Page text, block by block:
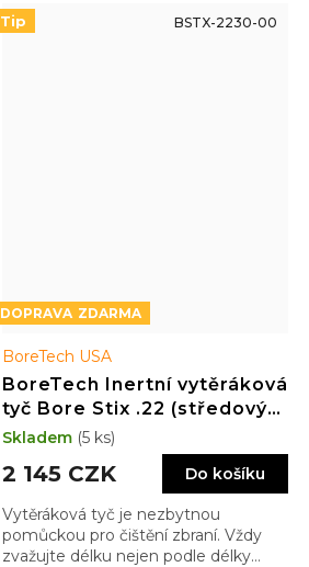
Tip
ZDARMA
BoreTech USA
BoreTech Inertní vytěráková
tyč Bore Stix .22 (středový
zápal) délka 30"
2 145 CZK Do košíku
Vytěráková tyč je nezbytnou
pomůckou pro čištění zbraní. Vždy
zvažujte délku nejen podle délky
Skladem (5 ks)
BSTX-2230-00